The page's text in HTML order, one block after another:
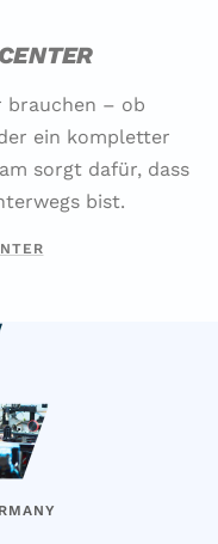
brauchen – ob
ein kompletter
sorgt dafür, dass
bist.